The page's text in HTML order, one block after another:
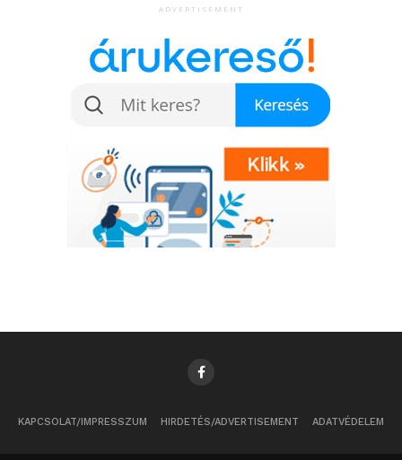
ADVERTISEMENT
KAPCSOLAT/IMPRESSZUM HIRDETÉS/ADVERTISEMENT ADATVÉDELEM